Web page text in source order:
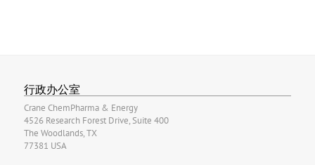
行政办公室
Crane ChemPharma & Energy
4526 Research Forest Drive, Suite 400
The Woodlands, TX
77381 USA